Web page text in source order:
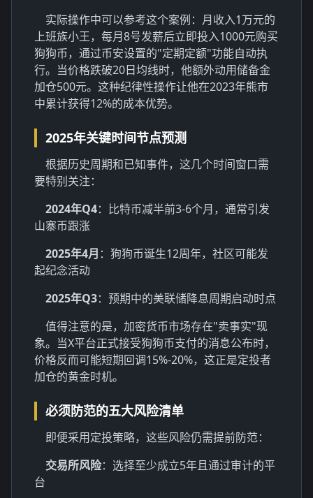
实际操作中可以参考这个案例：月收入1万元的
上班族小王，每月8号发薪后立即投入1000元购买
狗狗币，通过币安设置的"定期定额"功能自动执
行。当价格跌破20日均线时，他额外动用储备金
加仓500元。这种纪律性操作让他在2023年熊市
中累计获得12%的成本优势。
2025年关键时间节点预测
根据历史周期和已知事件，这几个时间窗口需
要特别关注：
2024年Q4：比特币减半前3-6个月，通常引发
山寨币跟涨
2025年4月 ：狗狗币诞生12周年，社区可能发
起纪念活动
2025年Q3：预期中的美联储降息周期启动时点
值得注意的是，加密货币市场存在"卖事实"现
象。当X平台正式接受狗狗币支付的消息公布时，
价格反而可能短期回调15%-20%，这正是定投者
加仓的黄金时机。
必须防范的五大风险清单
即便采用定投策略，这些风险仍需提前防范：
交易所风险：选择至少成立5年且通过审计的平
台